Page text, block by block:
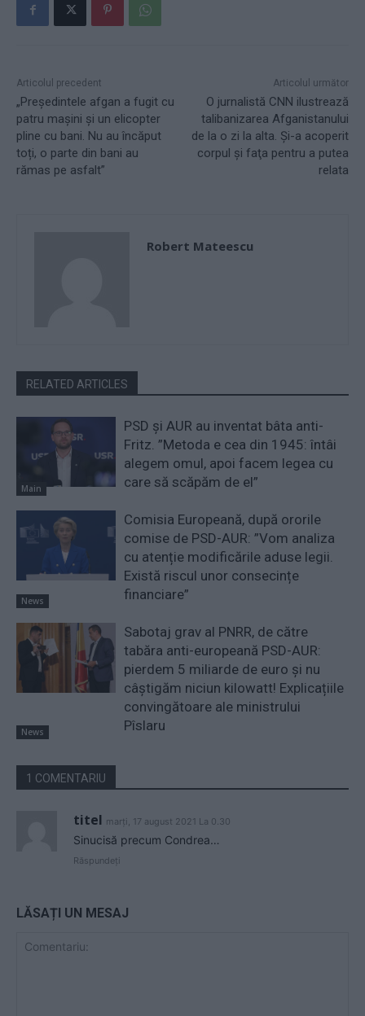
Articolul precedent
„Președintele afgan a fugit cu
patru mașini și un elicopter
pline cu bani. Nu au încăput
toți, o parte din bani au
rămas pe asfalt”
Articolul următor
O jurnalistă CNN ilustrează
talibanizarea Afganistanului
de la o zi la alta. Și-a acoperit
corpul și faţa pentru a putea
relata
Robert Mateescu
RELATED ARTICLES
Main
PSD și AUR au inventat bâta anti-
Fritz. ”Metoda e cea din 1945: întâi
alegem omul, apoi facem legea cu
care să scăpăm de el”
News
Comisia Europeană, după ororile
comise de PSD-AUR: ”Vom analiza
cu atenție modificările aduse legii.
Există riscul unor consecințe
financiare”
News
Sabotaj grav al PNRR, de către
tabăra anti-europeană PSD-AUR:
pierdem 5 miliarde de euro și nu
câștigăm niciun kilowatt! Explicațiile
convingătoare ale ministrului
Pîslaru
1 COMENTARIU
titel marți, 17 august 2021 La 0.30
Sinucisă precum Condrea…
Răspundeți
LĂSAȚI UN MESAJ